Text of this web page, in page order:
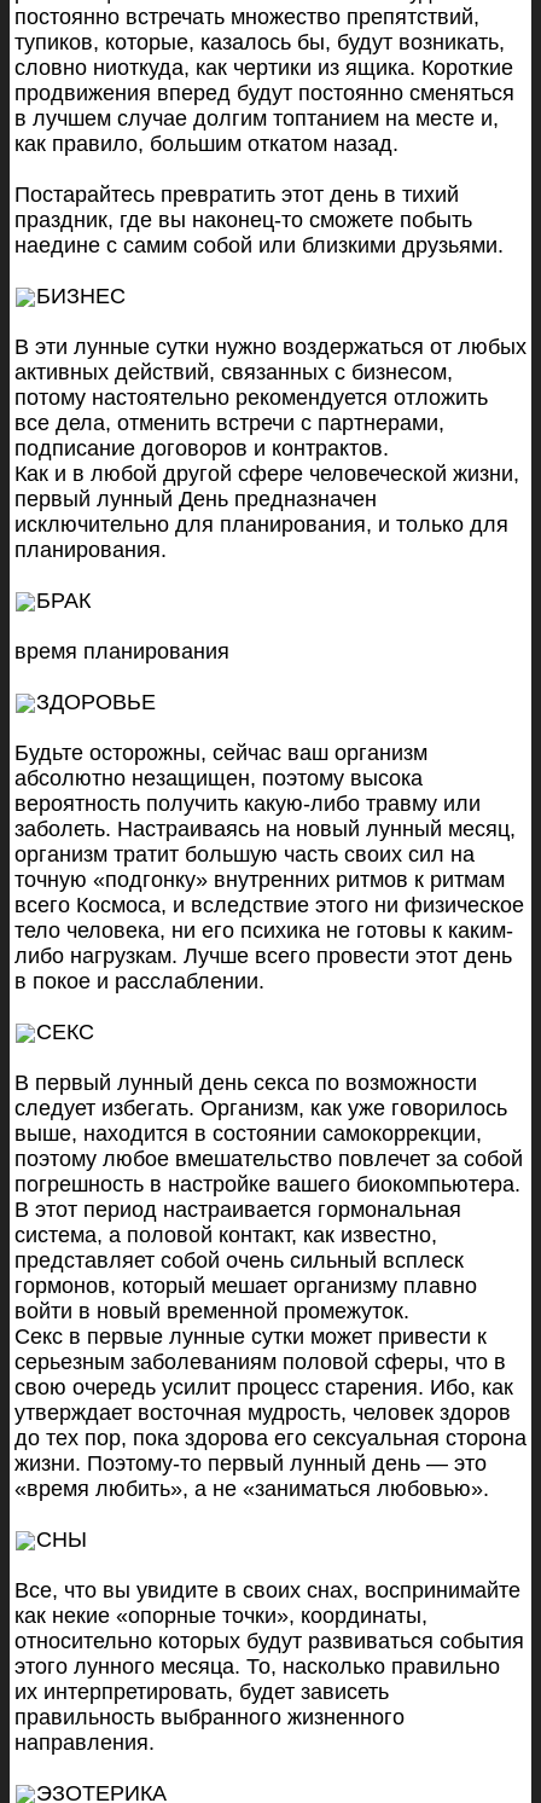
постоянно встречать множество препятствий,
тупиков, которые, казалось бы, будут возникать,
словно ниоткуда, как чертики из ящика. Короткие
продвижения вперед будут постоянно сменяться
в лучшем случае долгим топтанием на месте и,
как правило, большим откатом назад.
Постарайтесь превратить этот день в тихий
праздник, где вы наконец-то сможете побыть
наедине с самим собой или близкими друзьями.
БИЗНЕС
В эти лунные сутки нужно воздержаться от любых
активных действий, связанных с бизнесом,
потому настоятельно рекомендуется отложить
все дела, отменить встречи с партнерами,
подписание договоров и контрактов.
Как и в любой другой сфере человеческой жизни,
первый лунный День предназначен
исключительно для планирования, и только для
планирования.
БРАК
время планирования
ЗДОРОВЬЕ
Будьте осторожны, сейчас ваш организм
абсолютно незащищен, поэтому высока
вероятность получить какую-либо травму или
заболеть. Настраиваясь на новый лунный месяц,
организм тратит большую часть своих сил на
точную «подгонку» внутренних ритмов к ритмам
всего Космоса, и вследствие этого ни физическое
тело человека, ни его психика не готовы к каким-
либо нагрузкам. Лучше всего провести этот день
в покое и расслаблении.
СЕКС
В первый лунный день секса по возможности
следует избегать. Организм, как уже говорилось
выше, находится в состоянии самокоррекции,
поэтому любое вмешательство повлечет за собой
погрешность в настройке вашего биокомпьютера.
В этот период настраивается гормональная
система, а половой контакт, как известно,
представляет собой очень сильный всплеск
гормонов, который мешает организму плавно
войти в новый временной промежуток.
Секс в первые лунные сутки может привести к
серьезным заболеваниям половой сферы, что в
свою очередь усилит процесс старения. Ибо, как
утверждает восточная мудрость, человек здоров
до тех пор, пока здорова его сексуальная сторона
жизни. Поэтому-то первый лунный день — это
«время любить», а не «заниматься любовью».
СНЫ
Все, что вы увидите в своих снах, воспринимайте
как некие «опорные точки», координаты,
относительно которых будут развиваться события
этого лунного месяца. То, насколько правильно
их интерпретировать, будет зависеть
правильность выбранного жизненного
направления.
ЭЗОТЕРИКА